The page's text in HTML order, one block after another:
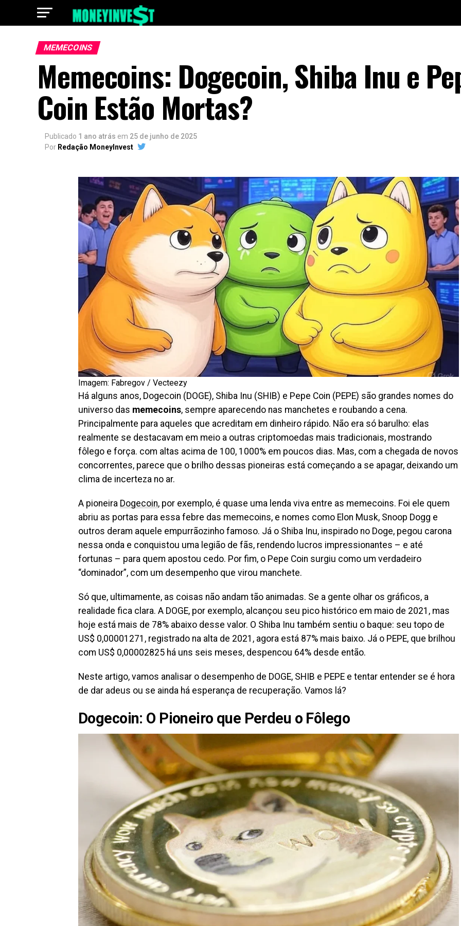
MEMECOINS
Memecoins: Dogecoin, Shiba Inu e
Coin Estão Mortas?
Publicado 1 ano atrás em 25 de junho de 2025
Por Redação MoneyInvest
Imagem: Fabregov / Vecteezy
Há alguns anos, Dogecoin (DOGE), Shiba Inu (SHIB) e Pepe Coin (PEPE) são grandes nomes do
universo das memecoins, sempre aparecendo nas manchetes e roubando a cena.
Principalmente para aqueles que acreditam em dinheiro rápido. Não era só barulho: elas
realmente se destacavam em meio a outras criptomoedas mais tradicionais, mostrando
fôlego e força. com altas acima de 100, 1000% em poucos dias. Mas, com a chegada de novos
concorrentes, parece que o brilho dessas pioneiras está começando a se apagar, deixando um
clima de incerteza no ar.
A pioneira Dogecoin, por exemplo, é quase uma lenda viva entre as memecoins. Foi ele quem
abriu as portas para essa febre das memecoins, e nomes como Elon Musk, Snoop Dogg e
outros deram aquele empurrãozinho famoso. Já o Shiba Inu, inspirado no Doge, pegou carona
nessa onda e conquistou uma legião de fãs, rendendo lucros impressionantes – e até
fortunas – para quem apostou cedo. Por fim, o Pepe Coin surgiu como um verdadeiro
“dominador”, com um desempenho que virou manchete.
Só que, ultimamente, as coisas não andam tão animadas. Se a gente olhar os gráficos, a
realidade fica clara. A DOGE, por exemplo, alcançou seu pico histórico em maio de 2021, mas
hoje está mais de 78% abaixo desse valor. O Shiba Inu também sentiu o baque: seu topo de
US$ 0,00001271, registrado na alta de 2021, agora está 87% mais baixo. Já o PEPE, que brilhou
com US$ 0,00002825 há uns seis meses, despencou 64% desde então.
Neste artigo, vamos analisar o desempenho de DOGE, SHIB e PEPE e tentar entender se é hora
de dar adeus ou se ainda há esperança de recuperação. Vamos lá?
Dogecoin: O Pioneiro que Perdeu o Fôlego